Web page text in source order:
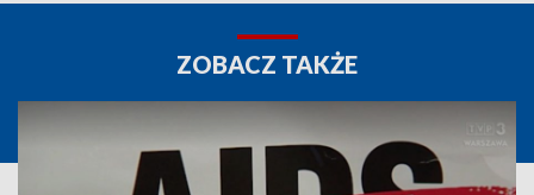
ZOBACZ TAKŻE